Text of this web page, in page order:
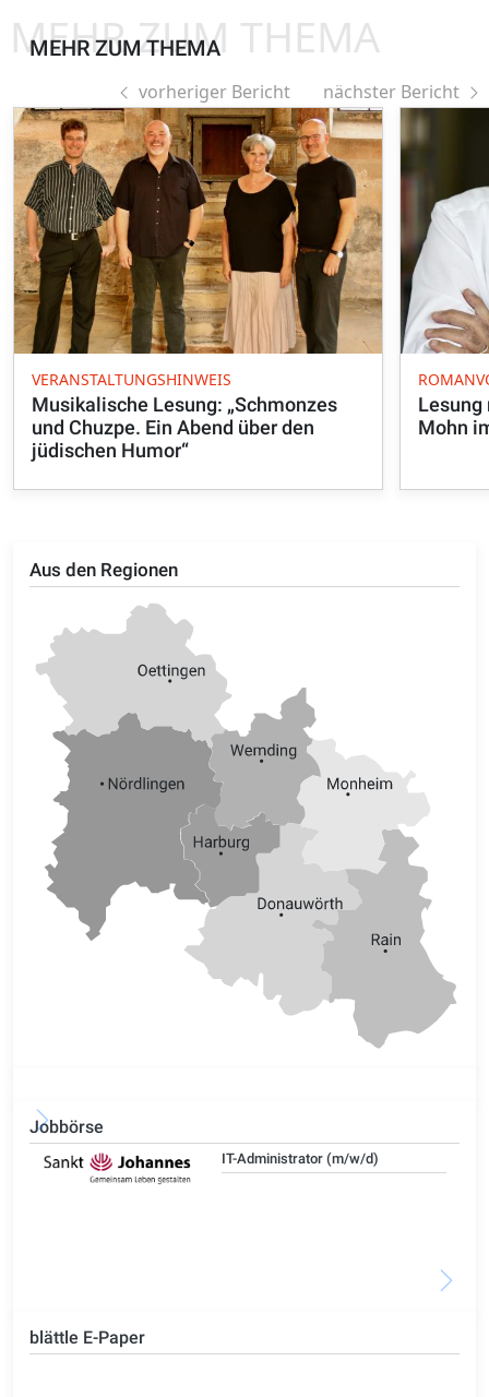
Aus den Regionen
Jobbörse
IT-Administrator (m/w/d)
blättle E-Paper
MEHR ZUM THEMA
MEHR ZUM THEMA
vorheriger Bericht nächster Bericht
VERANSTALTUNGSHINWEIS
Musikalische Lesung: „Schmonzes
und Chuzpe. Ein Abend über den
jüdischen Humor“
Lesung
Mohn